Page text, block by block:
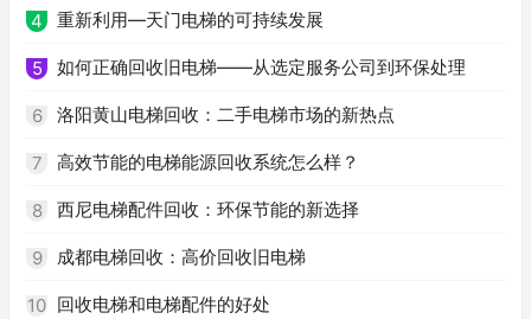
4 重新利用—天门电梯的可持续发展
5 如何正确回收旧电梯——从选定服务公司到环保处理
6 洛阳黄山电梯回收：二手电梯市场的新热点
7 高效节能的电梯能源回收系统怎么样？
8 西尼电梯配件回收：环保节能的新选择
9 成都电梯回收：高价回收旧电梯
10 回收电梯和电梯配件的好处